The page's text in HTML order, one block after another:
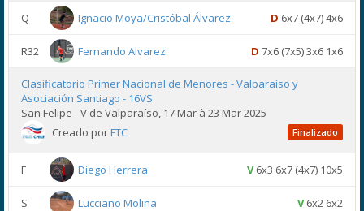
Q Ignacio Moya/Cristóbal Álvarez D 6x7 (4x7) 4x6
R32 Fernando Alvarez D 7x6 (7x5) 3x6 1x6
Clasificatorio Primer Nacional de Menores - Valparaíso y
Asociación Santiago - 16VS
San Felipe - V de Valparaíso, 17 Mar à 23 Mar 2025
Creado porFTC Finalizado
F Diego Herrera V6x3 6x7 (4x7) 10x5
S Lucciano Molina V6x2 6x2